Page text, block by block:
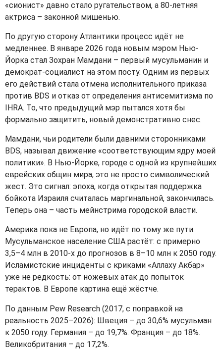
«сионист» давно стало ругательством, а 80‑летняя
актриса – законной мишенью.
По другую сторону Атлантики процесс идёт не
медленнее. В январе 2026 года новым мэром Нью-
Йорка стал Зохран Мамдани – первый мусульманин и
демократ-социалист на этом посту. Одним из первых
его действий стала отмена исполнительного приказа
против BDS и отказ от определения антисемитизма по
IHRA. То, что предыдущий мэр пытался хотя бы
формально защитить, новый демонстративно снес.
Мамдани, чьи родители были давними сторонниками
BDS, называл движение «соответствующим ядру моей
политики». В Нью-Йорке, городе с одной из крупнейших
еврейских общин мира, это не просто символический
жест. Это сигнал: эпоха, когда открытая поддержка
бойкота Израиля считалась маргинальной, закончилась.
Теперь она – часть мейнстрима городской власти.
Америка пока не Европа, но идёт по тому же пути.
Мусульманское население США растёт: с примерно
3,5–4 млн в 2010‑х до прогнозов в 8–10 млн к 2050 году.
Исламистские инциденты с криками «Аллаху Акбар»
уже не редкость: от ножевых атак до попыток
терактов. В Европе картина ещё жёстче.
По данным Pew Research (2017, с поправкой на
реальность 2025–2026): Швеция – до 30,6% мусульман
к 2050 году. Германия – до 19,7%. Франция – до 18%.
Великобритания – до 17,2%.